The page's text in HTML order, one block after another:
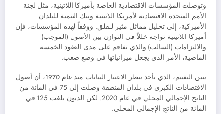
وتوصلت المؤسسات الاقتصادية الخاصة بأميركا اللاتينية، مثل لجنة
الأمم المتحدة الاقتصادية لأمريكا اللاتينية وبنك التنمية للبلدان
الأميركية، إلى تحليل مماثل مثير للقلق. ووفقاً لهذه المؤسسات، فإن
أميركا اللاتينية تواجه خللاً في التوازن بين الأصول (الموجب)
والالتزامات (السالب) والذي تفاقم على مدى العقود الخمسة
الماضية، الأمر الذي يجعل ميزانياتها في وضع صعب.
يبين التقييم، الذي يأخذ بنظر الاعتبار البيانات منذ عام 1970، أن أصول
الاقتصادات الكبرى في بلدان المنطقة وصلت إلى 75 في المائة من
الناتج الإجمالي المحلي في عام 2020. لكن الديون بلغت 125 في
المائة من الناتج الإجمالي المحلي.